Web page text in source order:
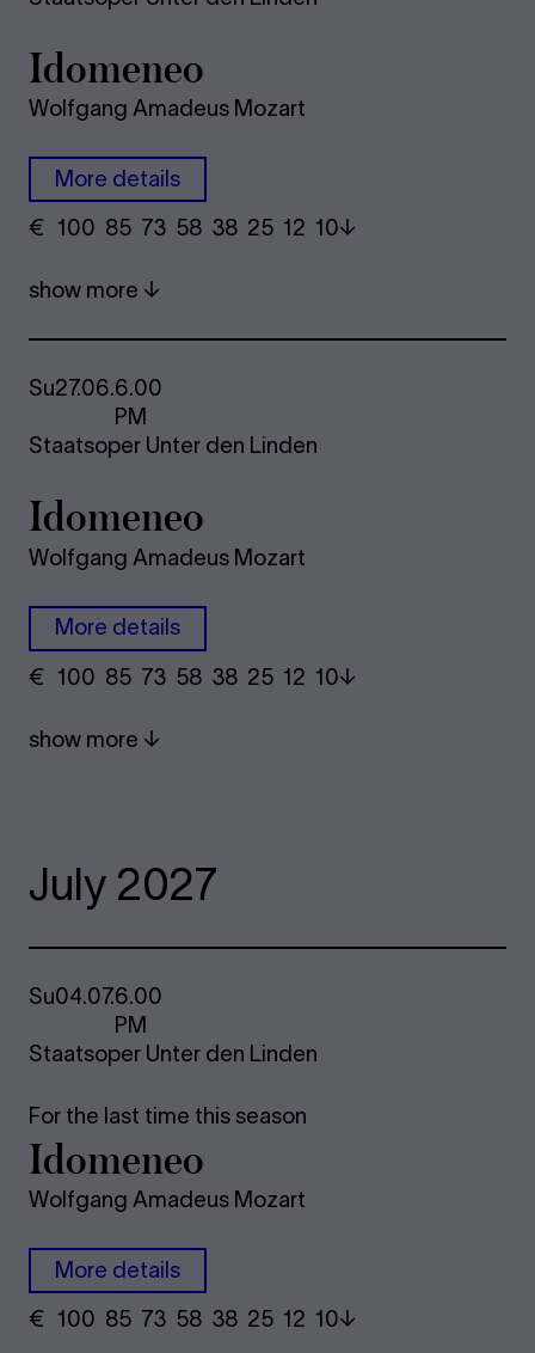
Ido­me­neo
Wolfgang Amadeus Mozart
More details
€ ​ 100 85 73​ 58 38 25​ 12 10
show more
Su27.06.6.00
PM
Staatsoper Unter den Linden
Ido­me­neo
Wolfgang Amadeus Mozart
More details
€ ​ 100 85 73​ 58 38 25​ 12 10
show more
July 2027
Su04.07.6.00
PM
Staatsoper Unter den Linden
For the last time this season
Ido­me­neo
Wolfgang Amadeus Mozart
More details
€ ​ 100 85 73​ 58 38 25​ 12 10